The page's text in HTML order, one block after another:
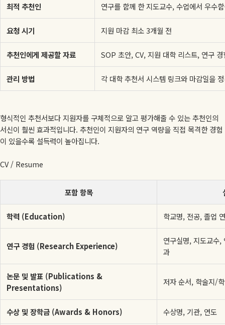
최적 추천인 연구를 함께 한 지도교수, 수업에서 우수
요청 시기 지원 마감 최소 3개월 전
추천인에게 제공할 자료 SOP 초안, CV, 지원 대학 리스트, 연구 경
관리 방법 각 대학 추천서 시스템 링크와 마감일을
형식적인 추천서보다 지원자를 구체적으로 알고 평가해줄 수 있는 추천인의
서신이 훨씬 효과적입니다. 추천인이 지원자의 연구 역량을 직접 목격한 경험
이 있을수록 설득력이 높아집니다.
CV / Resume
포함 항목
학력 (Education) 학교명, 전공, 졸업
연구 경험 (Research Experience)
연구실명, 지도교수
과
논문 및 발표 (Publications &
Presentations)
저자 순서, 학술지/
수상 및 장학금 (Awards & Honors) 수상명, 기관, 연도